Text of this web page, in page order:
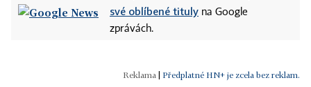
své oblíbené tituly na Google
zprávách.
Předplatné HN+ je zcela bez reklam.